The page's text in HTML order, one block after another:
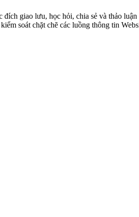
giao lưu, học hỏi, chia sẻ và thảo
soát chặt chẽ các luồng thông tin